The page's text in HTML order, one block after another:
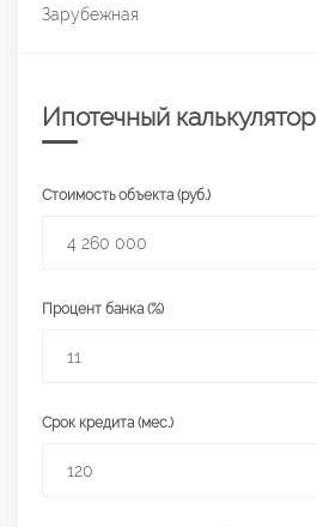
Зарубежная
Ипотечный калькулятор
Стоимость объекта (руб.)
Процент банка (%)
Срок кредита (мес.)